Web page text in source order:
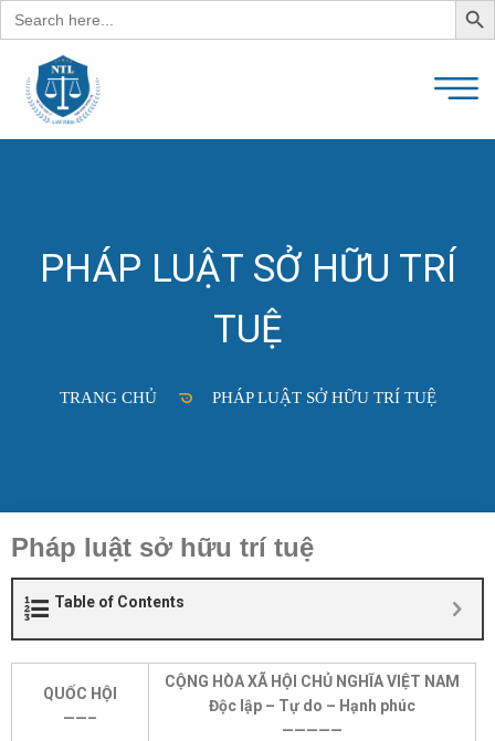
Search
for:
PHÁP LUẬT SỞ HỮU TRÍ
TUỆ
TRANG CHỦ PHÁP LUẬT SỞ HỮU TRÍ TUỆ
Pháp luật sở hữu trí tuệ
Table of Contents
QUỐC HỘI
——–
CỘNG HÒA XÃ HỘI CHỦ NGHĨA VIỆT NAM
Độc lập – Tự do – Hạnh phúc
—————